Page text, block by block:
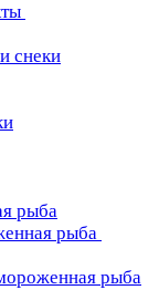
снеки
рыба
рыба
рыба